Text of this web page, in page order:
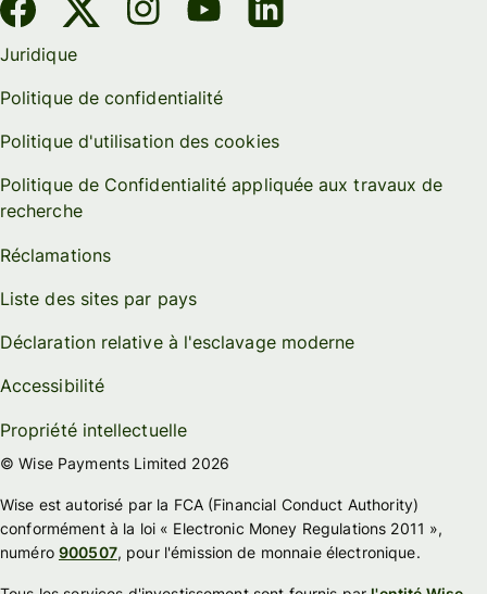
Juridique
Politique de confidentialité
Politique d'utilisation des cookies
Politique de Confidentialité appliquée aux travaux de
recherche
Réclamations
Liste des sites par pays
Déclaration relative à l'esclavage moderne
Accessibilité
Propriété intellectuelle
© Wise Payments Limited 2026
Wise est autorisé par la FCA (Financial Conduct Authority)
conformément à la loi « Electronic Money Regulations 2011 »,
numéro 900507, pour l'émission de monnaie électronique.